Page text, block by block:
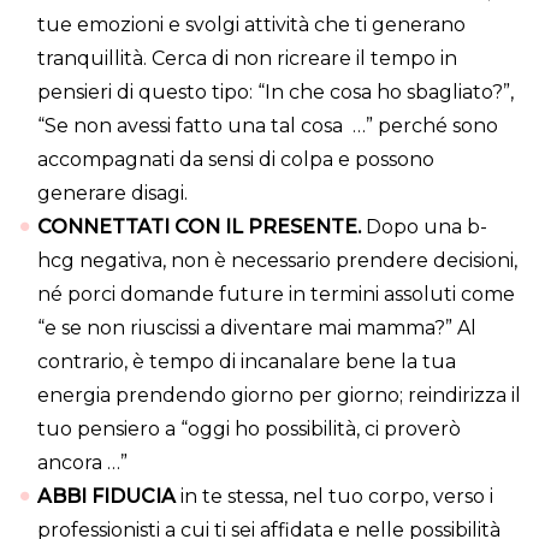
tue emozioni e svolgi attività che ti generano
tranquillità. Cerca di non ricreare il tempo in
pensieri di questo tipo: “In che cosa ho sbagliato?”,
“Se non avessi fatto una tal cosa …” perché sono
accompagnati da sensi di colpa e possono
generare disagi.
CONNETTATI CON IL PRESENTE. Dopo una b-
hcg negativa, non è necessario prendere decisioni,
né porci domande future in termini assoluti come
“e se non riuscissi a diventare mai mamma?” Al
contrario, è tempo di incanalare bene la tua
energia prendendo giorno per giorno; reindirizza il
tuo pensiero a “oggi ho possibilità, ci proverò
ancora …”
ABBI FIDUCIAin te stessa, nel tuo corpo, verso i
professionisti a cui ti sei affidata e nelle possibilità